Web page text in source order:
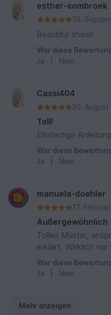
esther-sombroek
10.
Beautiful shawl
War diese
Ja
Nein
Cassi404
20. August
Toll!
Eindeutige
War diese
Ja
Nein
manuela-doehler
17.
Außergewöhnlich
Tolles Muster,
erklärt. Wirklich
War diese
Ja
Nein
Mehr anzeigen